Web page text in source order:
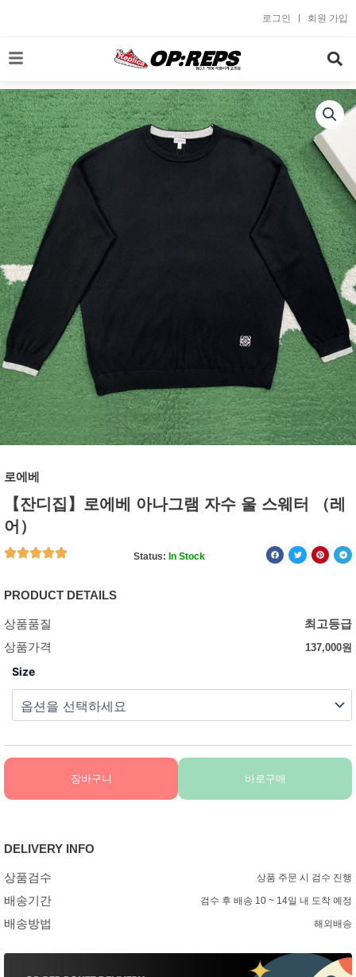
로
너
뛰
기
로그인 회원 가입
로에베
【잔디집】로에베 아나그램 자수 울 스웨터 （레
어）
Status: In Stock
PRODUCT DETAILS
상품품질
최고등급
상품가격
137,000원
Size
장바구니 바로구매
DELIVERY INFO
상품검수 상품 주문 시 검수 진행
배송기간 검수 후 배송 10 ~ 14일 내 도착 예정
배송방법 해외배송